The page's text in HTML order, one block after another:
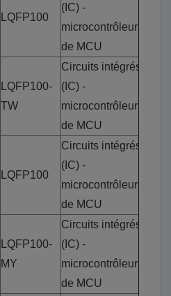
LQFP100
(IC) -
microcontrôleurs
de MCU
LQFP100-
TW
Circuits intégrés
(IC) -
microcontrôleurs
de MCU
LQFP100
Circuits intégrés
(IC) -
microcontrôleurs
de MCU
LQFP100-
MY
Circuits intégrés
(IC) -
microcontrôleurs
de MCU